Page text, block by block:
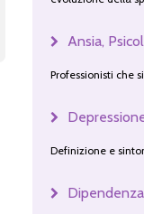
Ansia,
Professionisti che
Definizione e